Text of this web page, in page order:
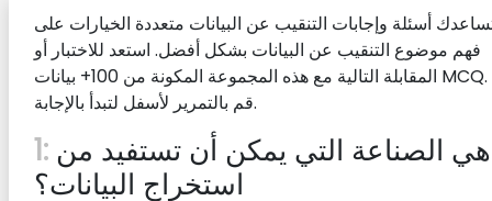
أسئلة وإجابات التنقيب عن البيانات متعددة الخيارات على
فهم موضوع التنقيب عن البيانات بشكل أفضل. استعد للاختبار أو
المقابلة التالية مع هذه المجموعة المكونة من 100+ بيانات MCQ.
قم بالتمرير لأسفل لتبدأ بالإجابة.
1:
استخراج البيانات؟